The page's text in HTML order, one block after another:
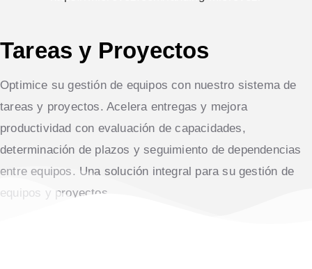
Tareas y Proyectos
Optimice su gestión de equipos con nuestro sistema de
tareas y proyectos. Acelera entregas y mejora
productividad con evaluación de capacidades,
determinación de plazos y seguimiento de dependencias
entre equipos. Una solución integral para su gestión de
equipos y proyectos.